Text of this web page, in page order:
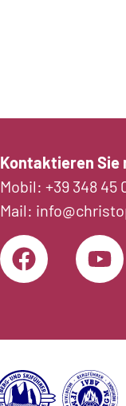
Kontaktieren Sie
Mobil: +39 348 45
Mail: